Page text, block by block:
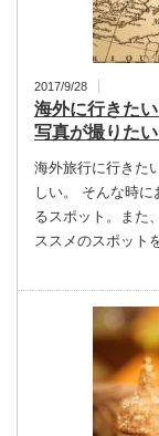
2017/9/28
海外に行きた
写真が撮りた
海外旅行に行きた
しい。 そんな時
るスポット。また
ススメのスポット